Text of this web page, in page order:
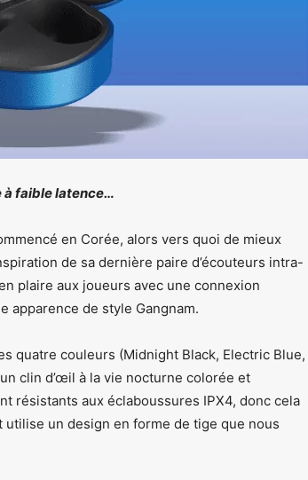
à faible latence…
en Corée, alors vers quoi de mieux
de sa dernière paire d’écouteurs intra-
plaire aux joueurs avec une connexion
apparence de style Gangnam.
quatre couleurs (Midnight Black, Electric Blue,
clin d’œil à la vie nocturne colorée et
résistants aux éclaboussures IPX4, donc cela
utilise un design en forme de tige que nous